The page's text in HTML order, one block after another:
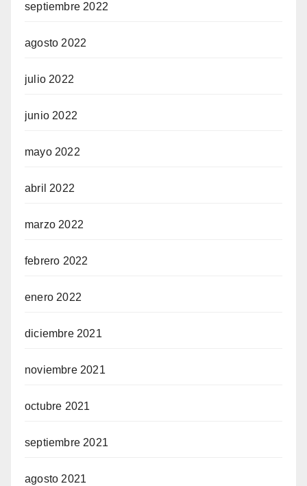
septiembre 2022
agosto 2022
julio 2022
junio 2022
mayo 2022
abril 2022
marzo 2022
febrero 2022
enero 2022
diciembre 2021
noviembre 2021
octubre 2021
septiembre 2021
agosto 2021